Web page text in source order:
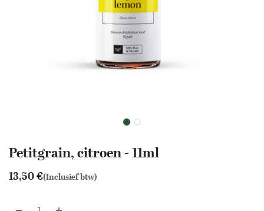
Petitgrain, citroen - 11ml
13,50€(Inclusief btw)